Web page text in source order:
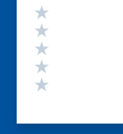
Valutazione